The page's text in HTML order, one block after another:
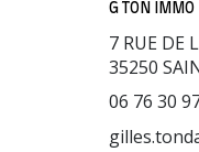
G TON IMMO
7 RUE DE
35250
06 76 30